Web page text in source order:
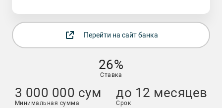
Перейти на сайт банка
26%
Ставка
3 000 000 сум
Минимальная сумма
до 12 месяцев
Срок